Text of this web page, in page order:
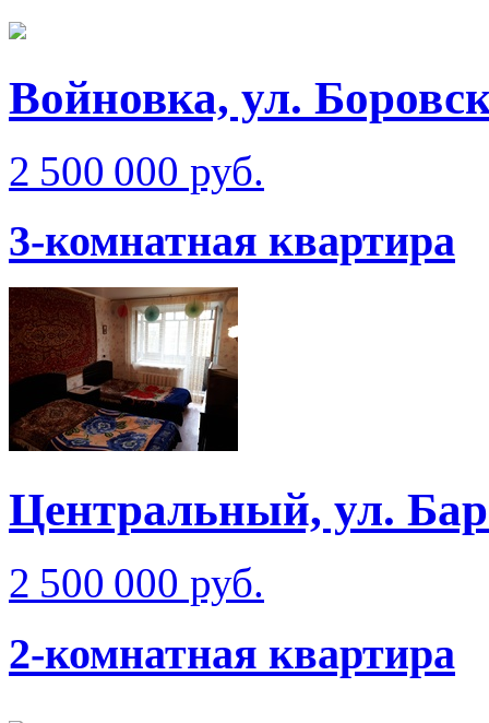
Войновка, ул.
2 500 000 руб.
3-комнатная квартира
Центральный, ул.
2 500 000 руб.
2-комнатная квартира